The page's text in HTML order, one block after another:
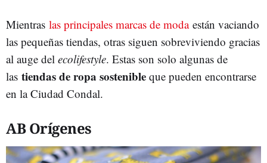
Mientras las principales marcas de modaestán vaciando
las pequeñas tiendas, otras siguen sobreviviendo gracias
al auge del ecolifestyle. Estas son solo algunas de
las tiendas de ropa sostenible que pueden encontrarse
en la Ciudad Condal.
AB Orígenes